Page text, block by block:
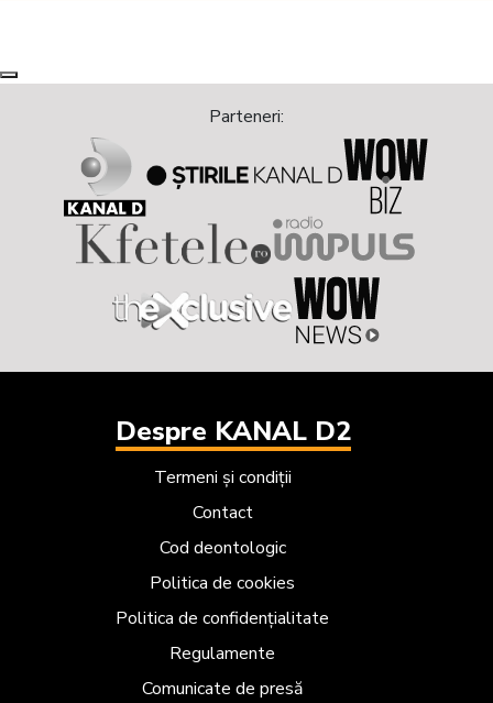
Next
Previous
Parteneri:
Despre KANAL D2
Termeni și condiții
Contact
Cod deontologic
Politica de cookies
Politica de confidențialitate
Regulamente
Comunicate de presă